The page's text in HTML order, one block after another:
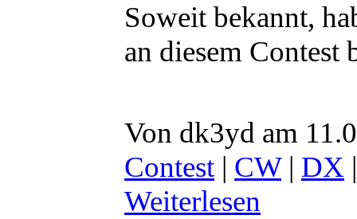
Soweit bekannt,
an diesem Contest
Von dk3yd am
Contest | CW| DX
Weiterlesen